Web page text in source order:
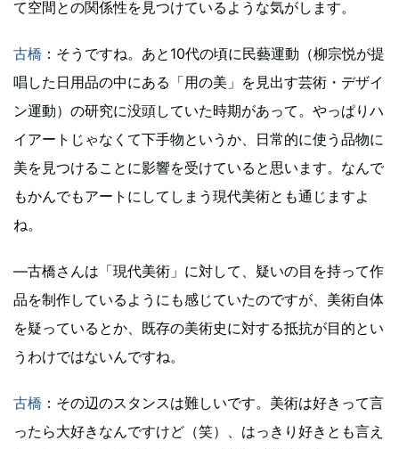
て空間との関係性を見つけているような気がします。
古橋 ：そうですね。あと10代の頃に民藝運動（柳宗悦が提
唱した日用品の中にある「用の美」を見出す芸術・デザイ
ン運動）の研究に没頭していた時期があって。やっぱりハ
イアートじゃなくて下手物というか、日常的に使う品物に
美を見つけることに影響を受けていると思います。なんで
もかんでもアートにしてしまう現代美術とも通じますよ
ね。
―古橋さんは「現代美術」に対して、疑いの目を持って作
品を制作しているようにも感じていたのですが、美術自体
を疑っているとか、既存の美術史に対する抵抗が目的とい
うわけではないんですね。
古橋 ：その辺のスタンスは難しいです。美術は好きって言
ったら大好きなんですけど（笑）、はっきり好きとも言え